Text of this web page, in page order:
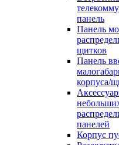
панель
Панель
щитков
Панель
корпуса/
панелей
Корпус